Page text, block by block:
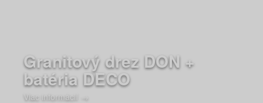
Granitový drez DON +
batéria DECO
Viac informácií →